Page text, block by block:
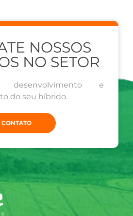
NOSSOS
NO SETOR
e
do seu híbrido.
CONTATO